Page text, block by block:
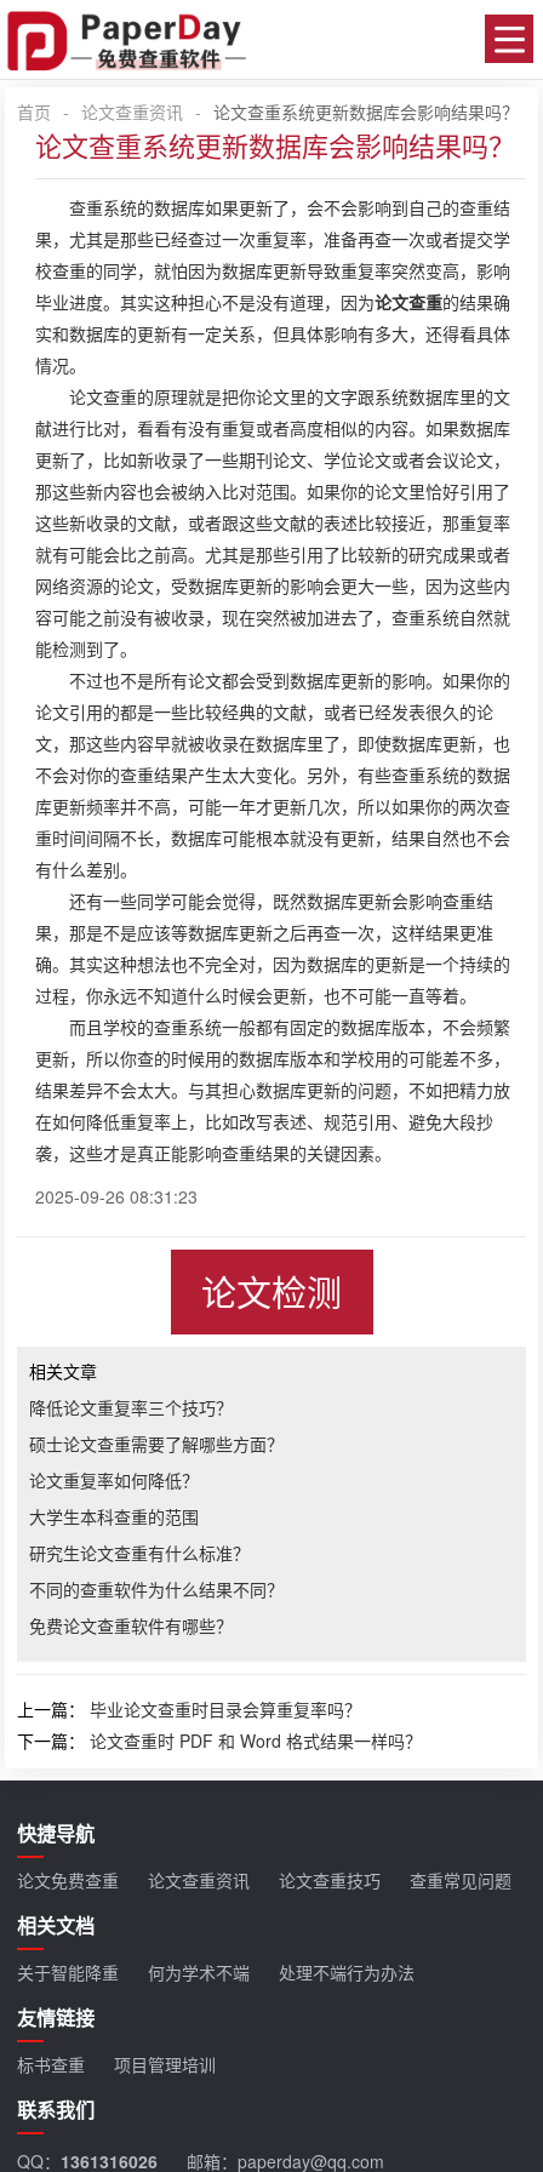
首页 - 论文查重资讯 - 论文查重系统更新数据库会影响结果吗？
论文查重系统更新数据库会影响结果吗？
查重系统的数据库如果更新了，会不会影响到自己的查重结
果，尤其是那些已经查过一次重复率，准备再查一次或者提交学
校查重的同学，就怕因为数据库更新导致重复率突然变高，影响
毕业进度。其实这种担心不是没有道理，因为论文查重的结果确
实和数据库的更新有一定关系，但具体影响有多大，还得看具体
情况。
论文查重的原理就是把你论文里的文字跟系统数据库里的文
献进行比对，看看有没有重复或者高度相似的内容。如果数据库
更新了，比如新收录了一些期刊论文、学位论文或者会议论文，
那这些新内容也会被纳入比对范围。如果你的论文里恰好引用了
这些新收录的文献，或者跟这些文献的表述比较接近，那重复率
就有可能会比之前高。尤其是那些引用了比较新的研究成果或者
网络资源的论文，受数据库更新的影响会更大一些，因为这些内
容可能之前没有被收录，现在突然被加进去了，查重系统自然就
能检测到了。
不过也不是所有论文都会受到数据库更新的影响。如果你的
论文引用的都是一些比较经典的文献，或者已经发表很久的论
文，那这些内容早就被收录在数据库里了，即使数据库更新，也
不会对你的查重结果产生太大变化。另外，有些查重系统的数据
库更新频率并不高，可能一年才更新几次，所以如果你的两次查
重时间间隔不长，数据库可能根本就没有更新，结果自然也不会
有什么差别。
还有一些同学可能会觉得，既然数据库更新会影响查重结
果，那是不是应该等数据库更新之后再查一次，这样结果更准
确。其实这种想法也不完全对，因为数据库的更新是一个持续的
过程，你永远不知道什么时候会更新，也不可能一直等着。
而且学校的查重系统一般都有固定的数据库版本，不会频繁
更新，所以你查的时候用的数据库版本和学校用的可能差不多，
结果差异不会太大。与其担心数据库更新的问题，不如把精力放
在如何降低重复率上，比如改写表述、规范引用、避免大段抄
袭，这些才是真正能影响查重结果的关键因素。
2025-09-26 08:31:23
论文检测
相关文章
降低论文重复率三个技巧？
硕士论文查重需要了解哪些方面？
论文重复率如何降低？
大学生本科查重的范围
研究生论文查重有什么标准？
不同的查重软件为什么结果不同？
免费论文查重软件有哪些？
上一篇：毕业论文查重时目录会算重复率吗？
下一篇：论文查重时 PDF 和 Word 格式结果一样吗？
快捷导航
论文免费查重 论文查重资讯 论文查重技巧 查重常见问题
相关文档
关于智能降重 何为学术不端 处理不端行为办法
友情链接
标书查重 项目管理培训
联系我们
QQ： 1361316026 邮箱：paperday@qq.com